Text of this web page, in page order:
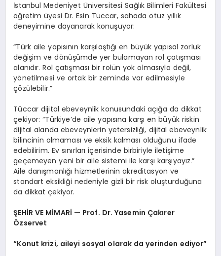
İstanbul Medeniyet Üniversitesi Sağlık Bilimleri Fakültesi
öğretim üyesi Dr. Esin Tüccar, sahada otuz yıllık
deneyimine dayanarak konuşuyor:
“Türk aile yapısının karşılaştığı en büyük yapısal zorluk
değişim ve dönüşümde yer bulamayan rol çatışması
alanıdır. Rol çatışması bir rolün yok olmasıyla değil,
yönetilmesi ve ortak bir zeminde var edilmesiyle
çözülebilir.”
Tüccar dijital ebeveynlik konusundaki açığa da dikkat
çekiyor: “Türkiye’de aile yapısına karşı en büyük riskin
dijital alanda ebeveynlerin yetersizliği, dijital ebeveynlik
bilincinin olmaması ve eksik kalması olduğunu ifade
edebilirim. Ev sınırları içerisinde birbiriyle iletişime
geçemeyen yeni bir aile sistemi ile karşı karşıyayız.”
Aile danışmanlığı hizmetlerinin akreditasyon ve
standart eksikliği nedeniyle gizli bir risk oluşturduğuna
da dikkat çekiyor.
ŞEHİR VE MİMARİ — Prof. Dr. Yasemin Çakırer
Özservet
“Konut krizi, aileyi sosyal olarak da yerinden ediyor”